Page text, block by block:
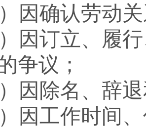
）因确认劳动
）因订立、履
争议；
）因除名、辞
）因工作时间